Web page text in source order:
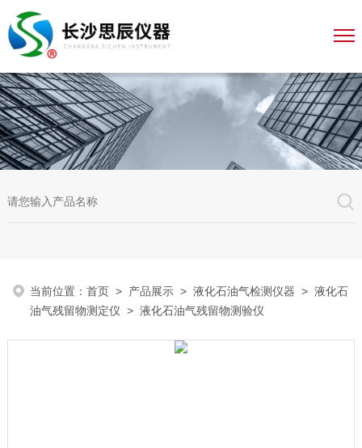
当前位置：首页 > 产品展示 >液化石油气检测仪器 >液化石
油气残留物测定仪 > 液化石油气残留物测验仪